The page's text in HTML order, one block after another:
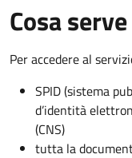
Cosa serve
Per accedere al
SPID (sistema
d’identità
(CNS)
tutta la